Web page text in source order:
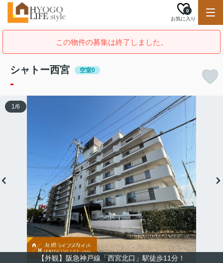
お気に入り
0
この物件の募集は終了しました。
シャトー西宮 空室0
-
【外観】阪急神戸線「西宮北口」駅徒歩11分！
1/6